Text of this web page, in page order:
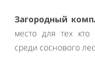
Загородный
место для тех кто
среди соснового